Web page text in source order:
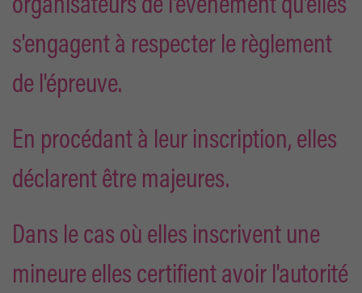
s'engagent à respecter le règlement
de l'épreuve.
En procédant à leur inscription, elles
déclarent être majeures.
Dans le cas où elles inscrivent une
mineure elles certifient avoir l'autorité